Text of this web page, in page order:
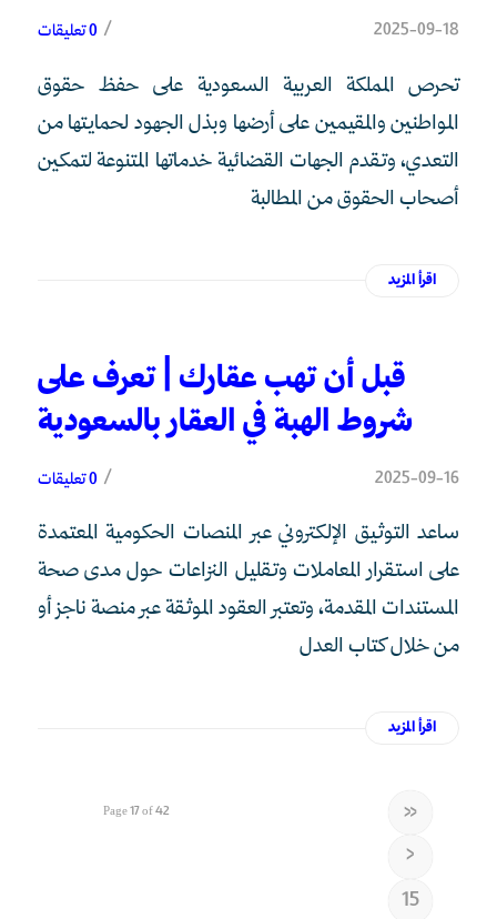
2025-09-18
/ 0 تعليقات
تحرص المملكة العربية السعودية على حفظ حقوق
المواطنين والمقيمين على أرضها وبذل الجهود لحمايتها من
التعدي، وتقدم الجهات القضائية خدماتها المتنوعة لتمكين
أصحاب الحقوق من المطالبة
اقرأ المزيد
قبل أن تهب عقارك | تعرف على
شروط الهبة في العقار بالسعودية
2025-09-16
/ 0 تعليقات
ساعد التوثيق الإلكتروني عبر المنصات الحكومية المعتمدة
على استقرار المعاملات وتقليل النزاعات حول مدى صحة
المستندات المقدمة، وتعتبر العقود الموثقة عبر منصة ناجز أو
من خلال كتاب العدل
اقرأ المزيد
Page 17 of 42
«
‹
15